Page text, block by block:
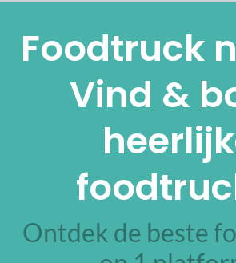
Foodtruck
Vind &
Ontdek de beste